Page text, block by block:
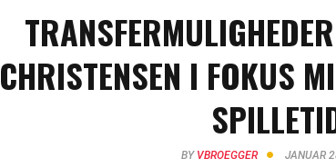
CHRISTENSEN I FOKUS
BY VBROEGGER JANUAR